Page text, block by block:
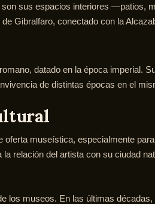
sus espacios interiores
Gibralfaro, conectado con la
datado en la época imperial.
de distintas épocas en el
oferta museística, especialmente
relación del artista con su ciudad
los museos. En las últimas